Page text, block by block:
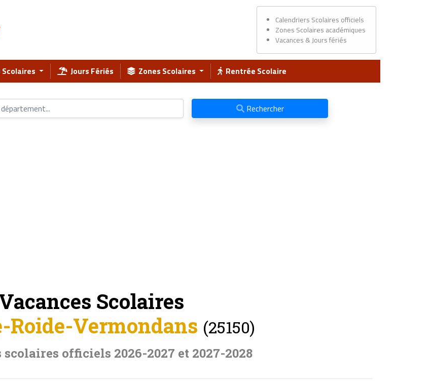
Calendriers Scolaires officiels
Zones Scolaires académiques
Vacances & Jours fériés
Jours Fériés Zones Scolaires Rentrée Scolaire
Rechercher
Scolaires
Roide-Vermondans (25150)
officiels 2026-2027 et 2027-2028